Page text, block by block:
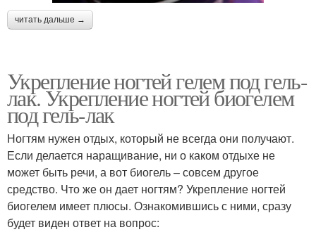
читать дальше →
Укрепление ногтей гелем под гель-
лак. Укрепление ногтей биогелем
под гель-лак
Ногтям нужен отдых, который не всегда они получают.
Если делается наращивание, ни о каком отдыхе не
может быть речи, а вот биогель – совсем другое
средство. Что же он дает ногтям? Укрепление ногтей
биогелем имеет плюсы. Ознакомившись с ними, сразу
будет виден ответ на вопрос: